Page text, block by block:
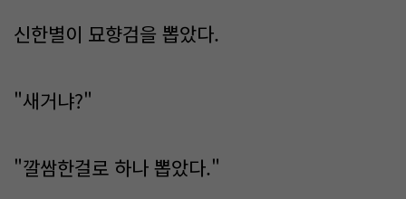
신한별이 묘향검을 뽑았다.
"새거냐?"
"깔쌈한걸로 하나 뽑았다."